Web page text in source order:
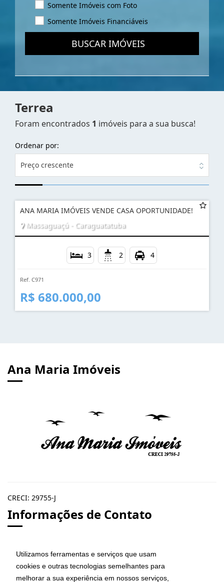
Utilizamos ferramentas e serviços que usam
cookies e outras tecnologias semelhantes para
melhorar a sua experiência em nossos serviços,
Somente Imóveis com Foto
Somente Imóveis Financiáveis
BUSCAR IMÓVEIS
Terrea
Foram encontrados 1 imóveis para a sua busca!
Ordenar por:
Preço crescente
ANA MARIA IMÓVEIS VENDE CASA OPORTUNIDADE!
Massaguaçú - Caraguatatuba
3 2 4
Ref. C971
R$ 680.000,00
Ana Maria Imóveis
CRECI: 29755-J
Informações de Contato
Av. Maria de Lourdes da Silva Kfouri, Nº7
Caraguatatuba - SP